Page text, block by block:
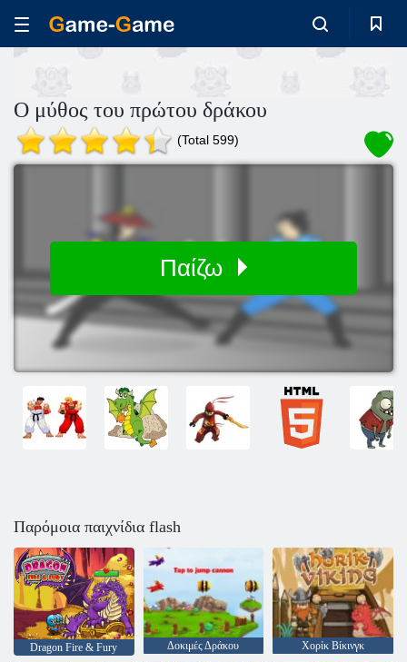
Ο μύθος του πρώτου δράκου
(Total 599)
Παίζω
Παρόμοια παιχνίδια flash
Dragon Fire & Fury Δοκιμές Δράκου Χορίκ Βίκινγκ